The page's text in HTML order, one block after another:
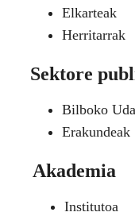
Elkarteak
Herritarrak
Sektore
Bilboko
Erakundeak
Akademia
Institutoa